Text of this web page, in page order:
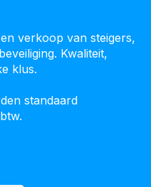
verkoop van steigers,
Kwaliteit,
klus.
standaard